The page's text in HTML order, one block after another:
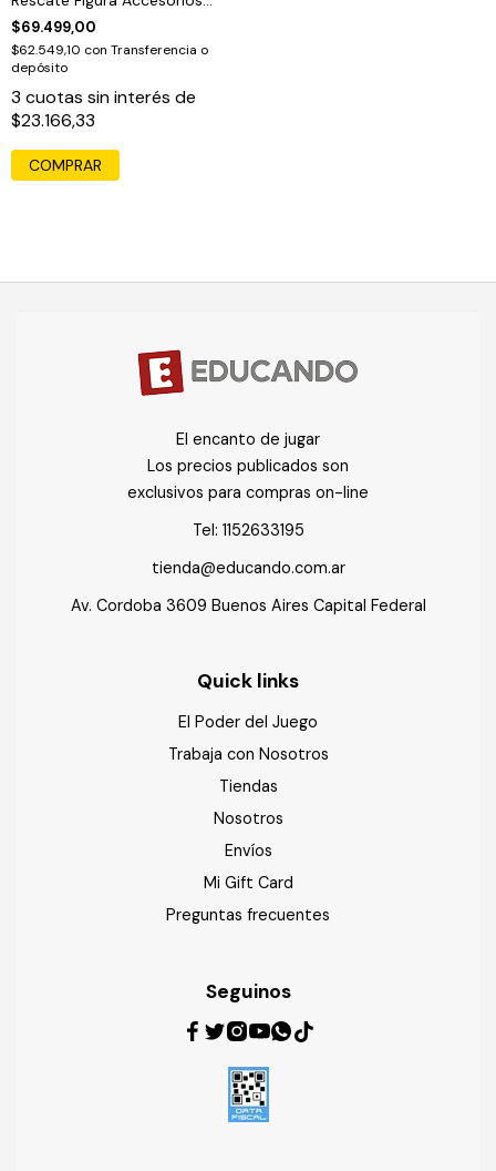
Edu
$69.499,00
$62.549,10 con Transferencia o
depósito
3 cuotas sin interés de
$23.166,33
El encanto de jugar
Los precios publicados son
exclusivos para compras on-line
Tel: 1152633195
tienda@educando.com.ar
Av. Cordoba 3609 Buenos Aires Capital Federal
Quick links
El Poder del Juego
Trabaja con Nosotros
Tiendas
Nosotros
Envíos
Mi Gift Card
Preguntas frecuentes
Seguinos